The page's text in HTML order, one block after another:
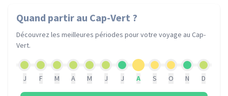
Quand partir au Cap-Vert ?
Découvrez les meilleures périodes pour votre voyage au Cap-
Vert.
J F M A M J J A S O N D